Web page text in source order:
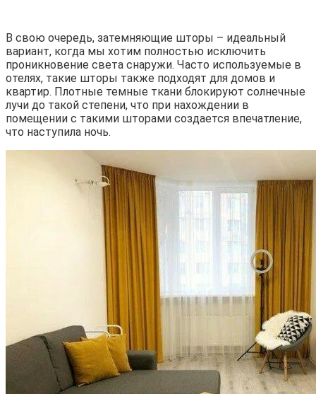
В свою очередь, затемняющие шторы – идеальный
вариант, когда мы хотим полностью исключить
проникновение света снаружи. Часто используемые в
отелях, такие шторы также подходят для домов и
квартир. Плотные темные ткани блокируют солнечные
лучи до такой степени, что при нахождении в
помещении с такими шторами создается впечатление,
что наступила ночь.